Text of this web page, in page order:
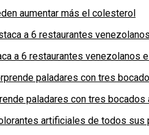
aumentar más el colesterol
a 6 restaurantes venezolanos
paladares con tres bocados